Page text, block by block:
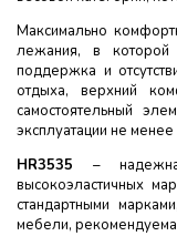
Максимально
лежания, в которой
поддержка и
отдыха, верхний
самостоятельный
эксплуатации не менее
HR3535 –
высокоэластичных
стандартными
мебели,